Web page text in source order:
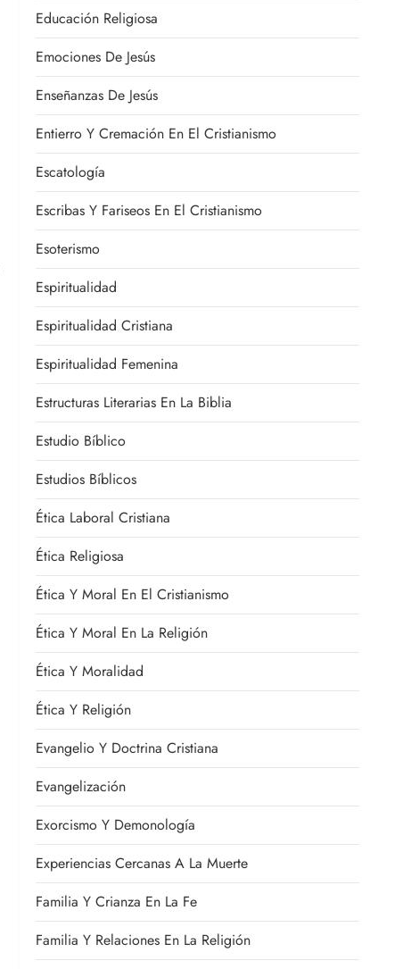
Educación Religiosa
Emociones De Jesús
Enseñanzas De Jesús
Entierro Y Cremación En El Cristianismo
Escatología
Escribas Y Fariseos En El Cristianismo
Esoterismo
Espiritualidad
Espiritualidad Cristiana
Espiritualidad Femenina
Estructuras Literarias En La Biblia
Estudio Bíblico
Estudios Bíblicos
Ética Laboral Cristiana
Ética Religiosa
Ética Y Moral En El Cristianismo
Ética Y Moral En La Religión
Ética Y Moralidad
Ética Y Religión
Evangelio Y Doctrina Cristiana
Evangelización
Exorcismo Y Demonología
Experiencias Cercanas A La Muerte
Familia Y Crianza En La Fe
Familia Y Relaciones En La Religión